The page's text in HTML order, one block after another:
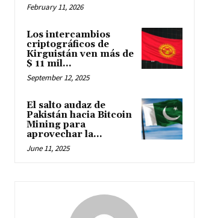
February 11, 2026
Los intercambios
criptográficos de
Kirguistán ven más de
$ 11 mil...
September 12, 2025
El salto audaz de
Pakistán hacia Bitcoin
Mining para
aprovechar la...
June 11, 2025